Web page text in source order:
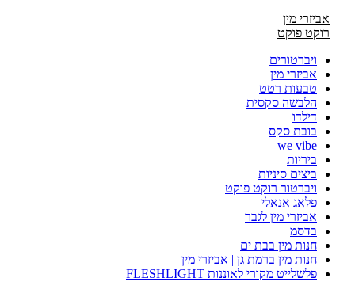
אביזרי מין
רוקט פוקט
ויברטורים
אביזרי מין
טבעות רטט
הלבשה סקסית
דילדו
בובת סקס
we vibe
ביריות
ביצים סיניות
ויברטור רוקט פוקט
פלאג אנאלי
אביזרי מין לגבר
בדסמ
חנות מין בבת ים
חנות מין ברמת גן | אביזרי מין
פלשלייט מקורי לאוננות FLESHLIGHT